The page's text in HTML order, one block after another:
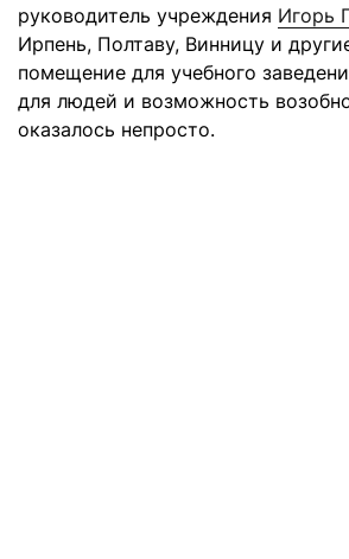
руководитель учреждения Игорь
Ирпень, Полтаву, Винницу и
помещение для учебного
для людей и возможность
оказалось непросто.